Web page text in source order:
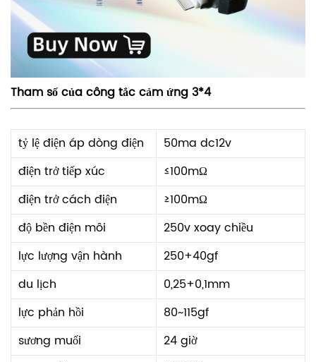
Tham số của công tắc cảm ứng 3*4
tỷ lệ điện áp dòng điện
50ma dc12v
điện trở tiếp xúc
≤100mΩ
điện trở cách điện
≥100mΩ
độ bền điện môi
250v xoay chiều
lực lượng vận hành
250+40gf
du lịch
0,25+0,1mm
lực phản hồi
80~115gf
sương muối
24 giờ